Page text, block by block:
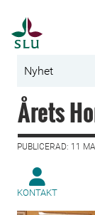
Nyhet
Årets
PUBLICERAD: 11
KONTAKT